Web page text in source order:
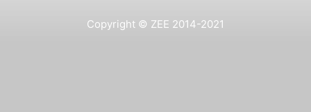
Copyright © ZEE 2014-2021